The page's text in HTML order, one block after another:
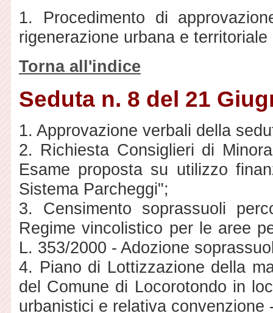
1. Procedimento di
rigenerazione urbana e
Torna all'indice
Seduta n. 8 del 21
1. Approvazione verbali della
2. Richiesta Consiglieri di
Esame proposta su utilizzo
Sistema Parcheggi";
3. Censimento soprassuoli
Regime vincolistico per le aree
L. 353/2000 - Adozione
4. Piano di Lottizzazione della
del Comune di Locorotondo in
urbanistici e relativa convenzione